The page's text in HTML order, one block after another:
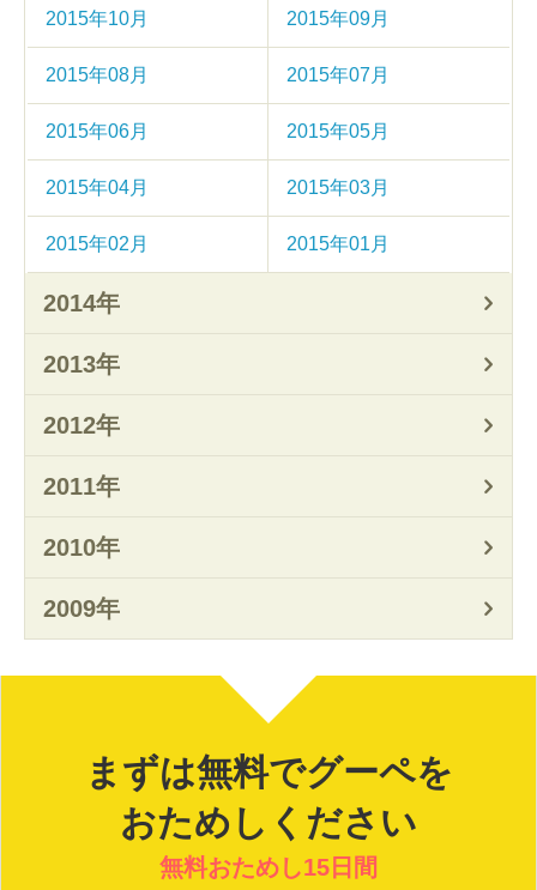
2015年10月 2015年09月
2015年08月 2015年07月
2015年06月 2015年05月
2015年04月 2015年03月
2015年02月 2015年01月
2014年
2013年
2012年
2011年
2010年
2009年
まずは無料でグーペを
おためしください
無料おためし15日間